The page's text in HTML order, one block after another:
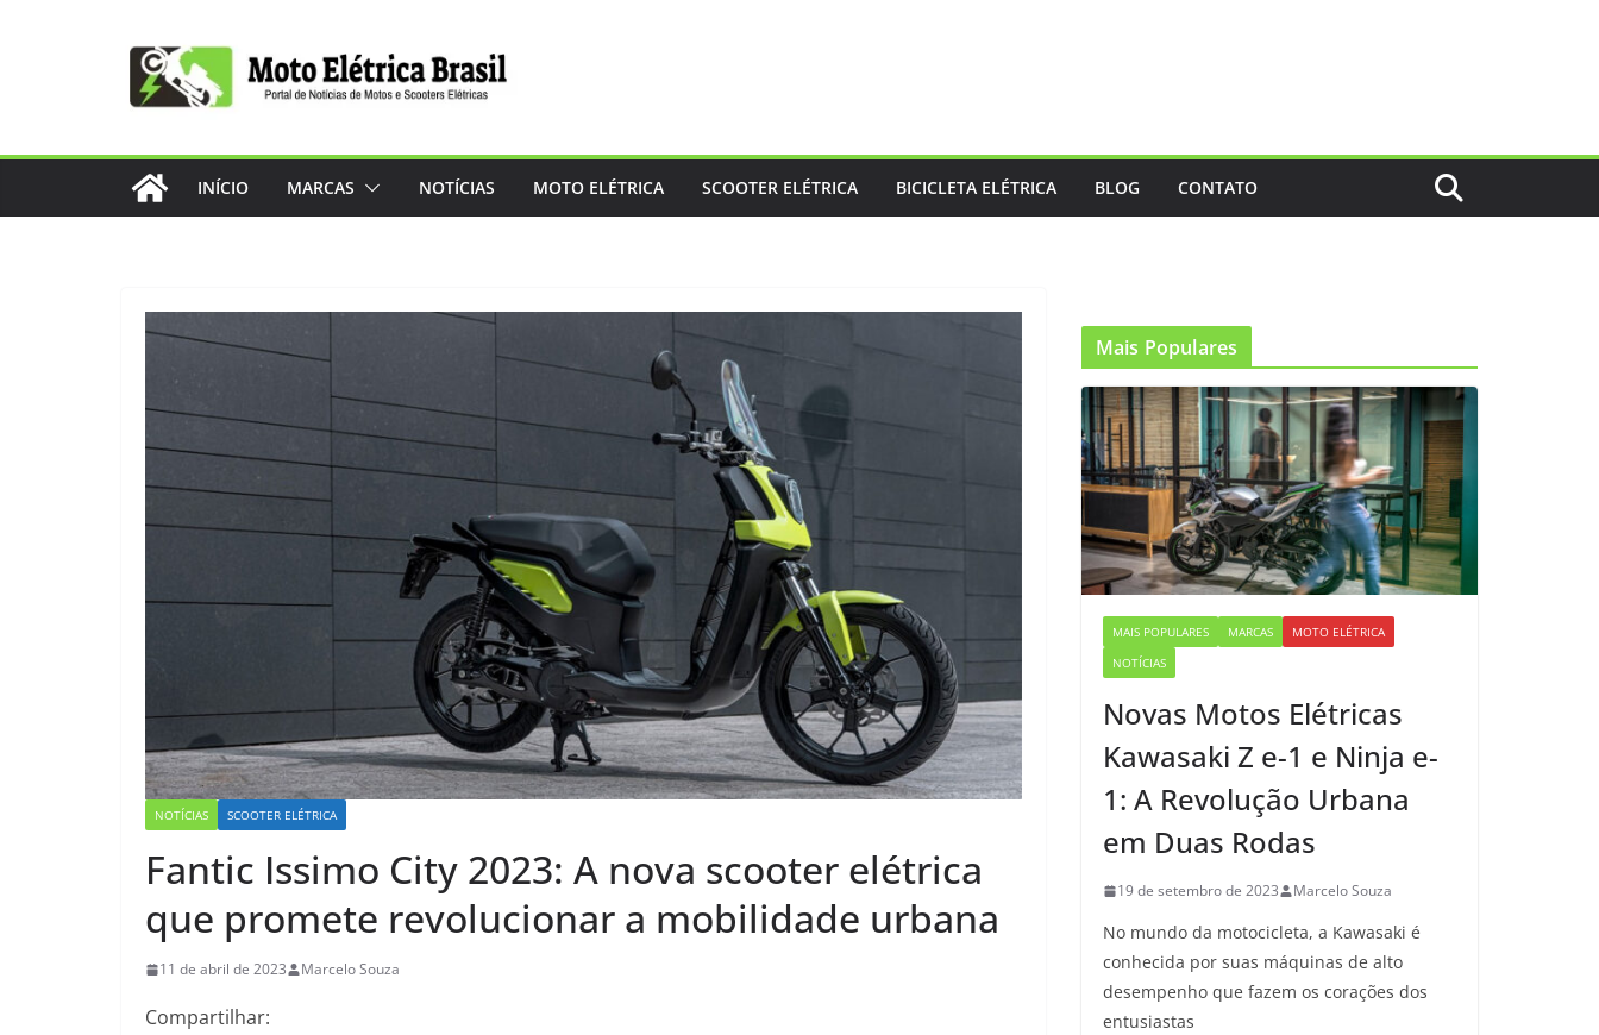
INÍCIO MARCAS NOTÍCIAS MOTO ELÉTRICA SCOOTER ELÉTRICA BICICLETA ELÉTRICA BLOG CONTATO
NOTÍCIAS SCOOTER ELÉTRICA
Fantic Issimo City 2023: A nova scooter elétrica
que promete revolucionar a mobilidade urbana
11 de abril de 2023 Marcelo Souza
Compartilhar:
Mais Populares
MAIS POPULARES MARCAS
MOTO ELÉTRICA
NOTÍCIAS
Novas Motos Elétricas
Kawasaki Z e-1 e Ninja e-
1: A Revolução Urbana
em Duas Rodas
19 de setembro de 2023 Marcelo Souza
No mundo da motocicleta, a Kawasaki é
conhecida por suas máquinas de alto
desempenho que fazem os corações dos
entusiastas